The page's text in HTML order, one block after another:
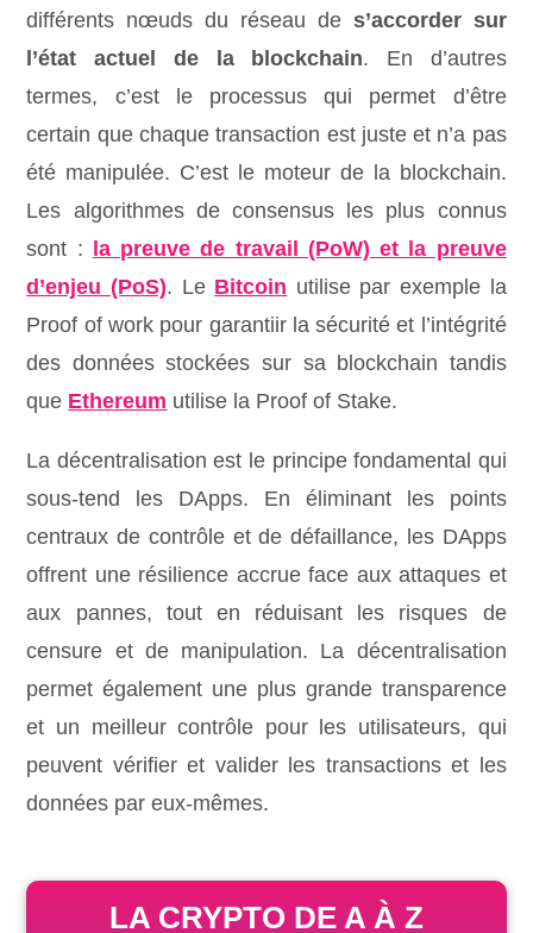
différents nœuds du réseau de s’accorder sur
l’état actuel de la blockchain. En d’autres
termes, c’est le processus qui permet d’être
certain que chaque transaction est juste et n’a pas
été manipulée. C’est le moteur de la blockchain.
Les algorithmes de consensus les plus connus
sont :
la preuve de travail (PoW) et la preuve
d’enjeu (PoS). Le Bitcoin utilise par exemple la
Proof of work pour garantiir la sécurité et l’intégrité
des données stockées sur sa blockchain tandis
que Ethereum utilise la Proof of Stake.
La décentralisation est le principe fondamental qui
sous-tend les DApps. En éliminant les points
centraux de contrôle et de défaillance, les DApps
offrent une résilience accrue face aux attaques et
aux pannes, tout en réduisant les risques de
censure et de manipulation. La décentralisation
permet également une plus grande transparence
et un meilleur contrôle pour les utilisateurs, qui
peuvent vérifier et valider les transactions et les
données par eux-mêmes.
LA CRYPTO DE A À Z